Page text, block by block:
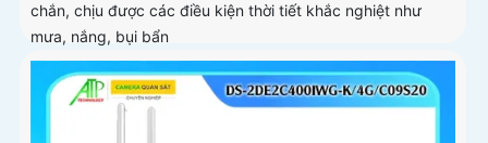
chắn, chịu được các điều kiện thời tiết khắc nghiệt như
mưa, nắng, bụi bẩn